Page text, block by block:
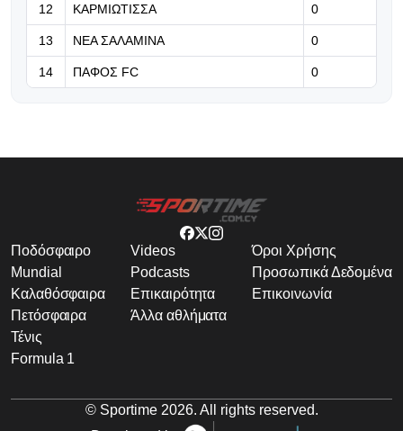
12 ΚΑΡΜΙΩΤΙΣΣΑ 0
13 ΝΕΑ ΣΑΛΑΜΙΝΑ 0
14 ΠΑΦΟΣ FC 0
Ποδόσφαιρο
Mundial
Καλαθόσφαιρα
Πετόσφαιρα
Τένις
Formula 1
Videos
Podcasts
Επικαιρότητα
Άλλα αθλήματα
Όροι Χρήσης
Προσωπικά Δεδομένα
Επικοινωνία
© Sportime 2026. All rights reserved.